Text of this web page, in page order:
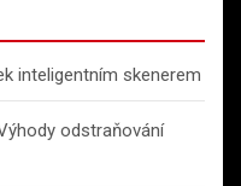
inteligentním skenerem
odstraňování